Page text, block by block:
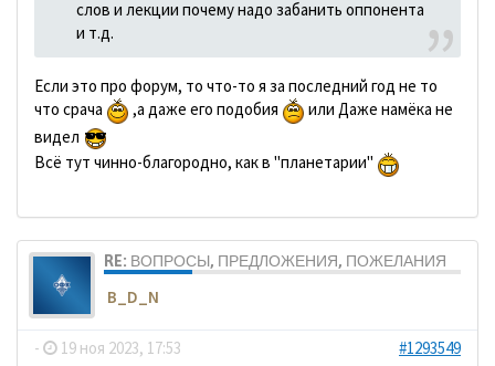
слов и лекции почему надо забанить оппонента
и т.д.
Если это про форум, то что-то я за последний год не то
что срача
,а даже его подобия
или Даже намёка не
видел
Всё тут чинно-благородно, как в "планетарии"
RE: ВОПРОСЫ, ПРЕДЛОЖЕНИЯ, ПОЖЕЛАНИЯ
B_D_N
- 19 ноя 2023, 17:53 #1293549